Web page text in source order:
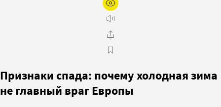
Признаки спада: почему холодная зима
не главный враг Европы